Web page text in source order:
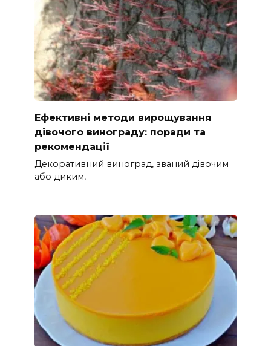
Ефективні методи вирощування
дівочого винограду: поради та
рекомендації
Декоративний виноград, званий дівочим
або диким, –